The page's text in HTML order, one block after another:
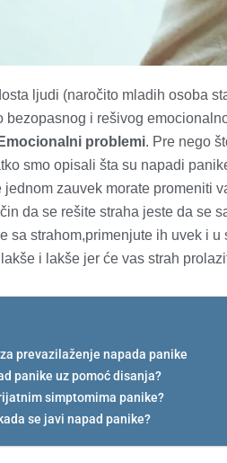
ljudi (naročito mladih osoba
bezopasnog i rešivog
Emocionalni problemi. Pre nego
smo opisali šta su napadi
zauvek morate promeniti
da se rešite straha jeste da se
sa strahom,primenjute ih uvek i
i lakše jer će vas strah
prevazilaženje napada panike
panike uz pomoć disanja?
simptomima panike?
se javi napad panike?